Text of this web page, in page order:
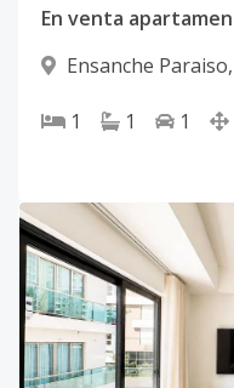
Ensanche Paraiso,
1 1 1